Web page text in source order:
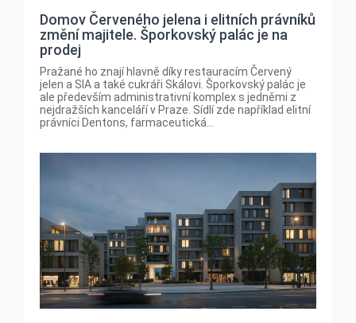
Domov Červeného jelena i elitních právníků
změní majitele. Šporkovský palác je na
prodej
Pražané ho znají hlavně díky restauracím Červený
jelen a SIA a také cukráři Skálovi. Šporkovský palác je
ale především administrativní komplex s jedněmi z
nejdražších kanceláří v Praze. Sídlí zde například elitní
právníci Dentons, farmaceutická...